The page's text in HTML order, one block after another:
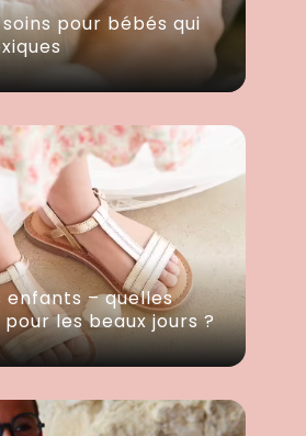
pour bébés qui
enfants – quelles
les beaux jours ?